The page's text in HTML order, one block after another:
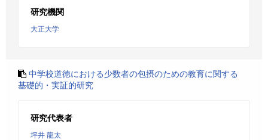
研究機関
大正大学
中学校道徳における少数者の包摂のための教育に関する
基礎的・実証的研究
研究代表者
坪井 龍太